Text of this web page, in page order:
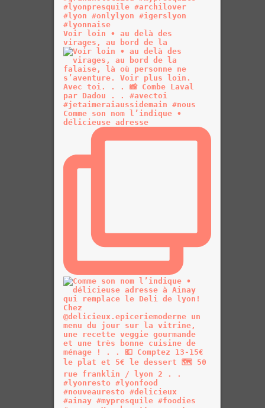
Voir loin • au delà des
virages, au bord de la
Comme son nom l’indique •
délicieuse adresse